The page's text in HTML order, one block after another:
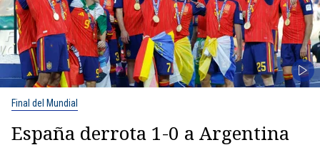
Final del Mundial
España derrota 1-0 a Argentina